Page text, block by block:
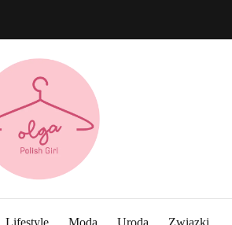
Lifestyle Moda Uroda Związki